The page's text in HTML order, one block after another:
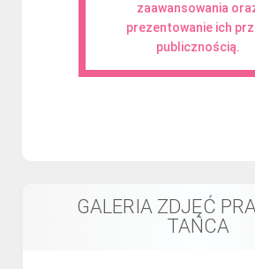
zaawansowania
prezentowanie ich
publicznością.
GALERIA ZDJĘĆ
TAŃCA